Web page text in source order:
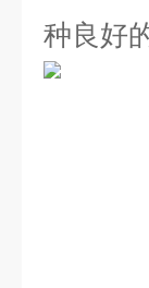
种良好